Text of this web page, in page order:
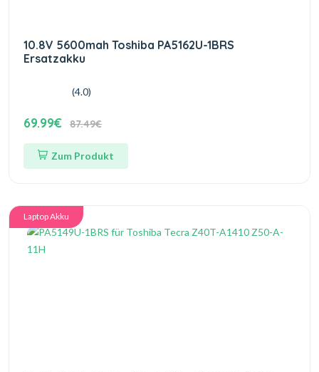
10.8V 5600mah Toshiba PA5162U-1BRS
Ersatzakku
(4.0)
69.99€ 87.49€
Zum Produkt
Laptop Akku